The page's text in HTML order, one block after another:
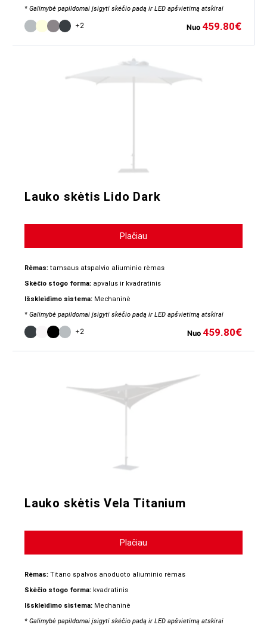
* Galimybė papildomai įsigyti skėčio padą ir LED apšvietimą atskirai
+2 Nuo 459.80€
Lauko skėtis Lido Dark
Plačiau
Rėmas: tamsaus atspalvio aliuminio rėmas
Skėčio stogo forma: apvalus ir kvadratinis
Išskleidimo sistema: Mechaninė
* Galimybė papildomai įsigyti skėčio padą ir LED apšvietimą atskirai
+2 Nuo 459.80€
Lauko skėtis Vela Titanium
Plačiau
Rėmas: Titano spalvos anoduoto aliuminio rėmas
Skėčio stogo forma: kvadratinis
Išskleidimo sistema: Mechaninė
* Galimybė papildomai įsigyti skėčio padą ir LED apšvietimą atskirai